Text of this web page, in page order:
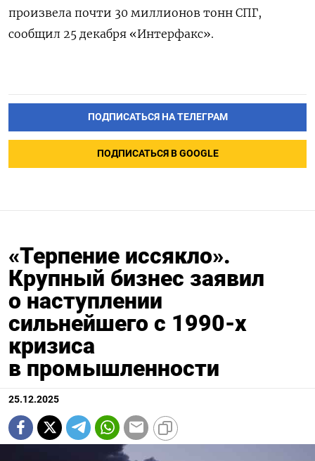
произвела почти 30 миллионов тонн СПГ,
сообщил 25 декабря «Интерфакс».
ПОДПИСАТЬСЯ НА ТЕЛЕГРАМ
ПОДПИСАТЬСЯ В GOOGLE
«Терпение иссякло».
Крупный бизнес заявил
о наступлении
сильнейшего с 1990-х
кризиса
в промышленности
25.12.2025